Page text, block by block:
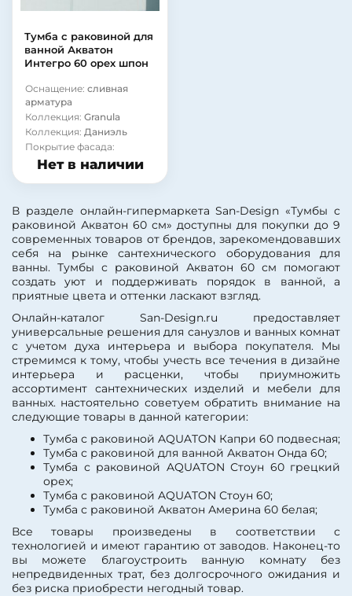
Тумба с раковиной для
ванной Акватон
Интегро 60 орех шпон
Оснащение: сливная
арматура
Коллекция: Granula
Коллекция: Даниэль
Покрытие фасада:
ламинат
Нет в наличии
В разделе онлайн-гипермаркета San-Design «Тумбы с
раковиной Акватон 60 см» доступны для покупки до 9
современных товаров от брендов, зарекомендовавших
себя на рынке сантехнического оборудования для
ванны. Тумбы с раковиной Акватон 60 см помогают
создать уют и поддерживать порядок в ванной, а
приятные цвета и оттенки ласкают взгляд.
Онлайн-каталог San-Design.ru предоставляет
универсальные решения для санузлов и ванных комнат
с учетом духа интерьера и выбора покупателя. Мы
стремимся к тому, чтобы учесть все течения в дизайне
интерьера и расценки, чтобы приумножить
ассортимент сантехнических изделий и мебели для
ванных. настоятельно советуем обратить внимание на
следующие товары в данной категории:
Тумба с раковиной AQUATON Капри 60 подвесная;
Тумба с раковиной для ванной Акватон Онда 60;
Тумба с раковиной AQUATON Стоун 60 грецкий
орех;
Тумба с раковиной AQUATON Стоун 60;
Тумба с раковиной Акватон Америна 60 белая;
Все товары произведены в соответствии с
технологией и имеют гарантию от заводов. Наконец-то
вы можете благоустроить ванную комнату без
непредвиденных трат, без долгосрочного ожидания и
без риска приобрести негодный товар.